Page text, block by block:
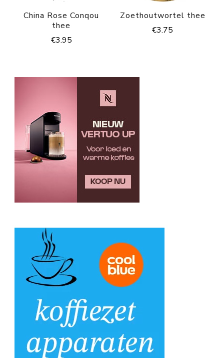
China Rose Conqou
thee
€3.95
Zoethoutwortel thee
€3.75